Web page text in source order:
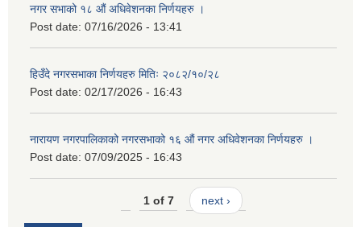
नगर सभाको १८ औं अधिवेशनका निर्णयहरु ।
Post date: 07/16/2026 - 13:41
हिउँदे नगरसभाका निर्णयहरु मितिः २०८२/१०/२८
Post date: 02/17/2026 - 16:43
नारायण नगरपालिकाको नगरसभाको १६ औं नगर अधिवेशनका निर्णयहरु ।
Post date: 07/09/2025 - 16:43
1 of 7 next ›